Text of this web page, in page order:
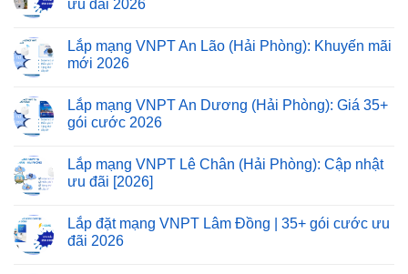
ưu đãi 2026
Lắp mạng VNPT An Lão (Hải Phòng): Khuyến mãi
mới 2026
Lắp mạng VNPT An Dương (Hải Phòng): Giá 35+
gói cước 2026
Lắp mạng VNPT Lê Chân (Hải Phòng): Cập nhật
ưu đãi [2026]
Lắp đặt mạng VNPT Lâm Đồng | 35+ gói cước ưu
đãi 2026